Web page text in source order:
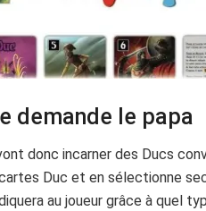
demande le papa
donc incarner des Ducs
Duc et en sélectionne
au joueur grâce à quel